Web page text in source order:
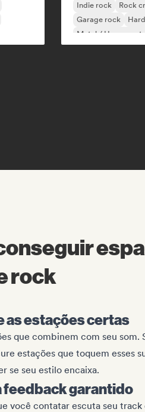
Indie rock Rock
Garage rock
Metal / Heavy
rock
as estações certas
que combinem com seu som.
estações que toquem esses
se seu estilo encaixa.
feedback garantido
você contatar escuta seu